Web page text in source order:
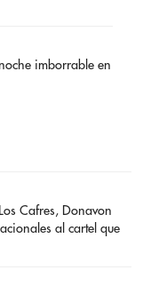
imborrable en
Cafres, Donavon
al cartel que